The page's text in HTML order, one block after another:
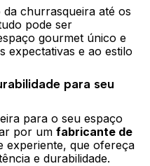
da churrasqueira até os
pode ser
gourmet único e
expectativas e ao estilo
para seu
para o seu espaço
por umfabricante de
experiente, que ofereça
e durabilidade.